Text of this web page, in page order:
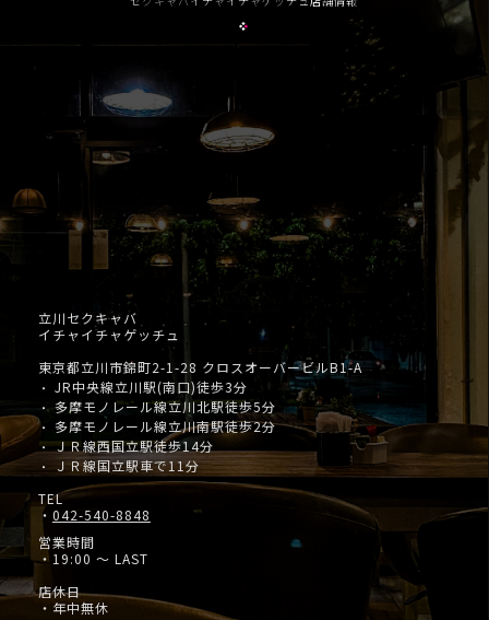
立川セクキャバ
イチャイチャゲッチュ
東京都立川市錦町2-1-28 クロスオーバービルB1-A
・ JR中央線立川駅(南口)徒歩3分
・多摩モノレール線立川北駅徒歩5分
・ 多摩モノレール線立川南駅徒歩2分
・ＪＲ線西国立駅徒歩14分
・ ＪＲ線国立駅車で11分
TEL
・ 042-540-8848
営業時間
・19:00 ～ LAST
店休日
・年中無休